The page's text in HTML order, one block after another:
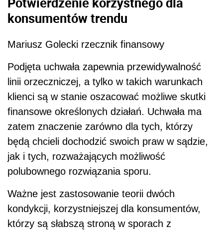
konsumentów trendu
Mariusz Golecki rzecznik finansowy
Podjęta uchwała zapewnia przewidywalność
linii orzeczniczej, a tylko w takich warunkach
klienci są w stanie oszacować możliwe skutki
finansowe określonych działań. Uchwała ma
zatem znaczenie zarówno dla tych, którzy
będą chcieli dochodzić swoich praw w sądzie,
jak i tych, rozważających możliwość
polubownego rozwiązania sporu.
Ważne jest zastosowanie teorii dwóch
kondykcji, korzystniejszej dla konsumentów,
którzy są słabszą stroną w sporach z